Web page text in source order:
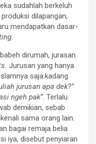
sudahlah berkeluh
dilapangan,
mendapatkan dasar-
dirumah, jurasan
Jurusan yang hanya
saja.kadang
jurusan apa dek?”
ngeh pak”. Terlalu
demikian, sebab
sama orang lain.
bagai remaja belia
iya, disebut penyiaran